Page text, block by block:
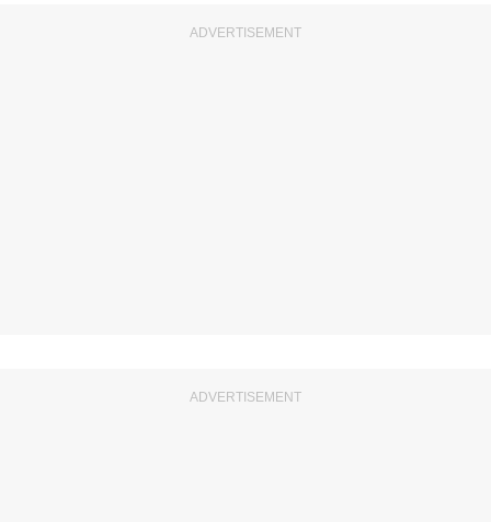
ADVERTISEMENT
ADVERTISEMENT